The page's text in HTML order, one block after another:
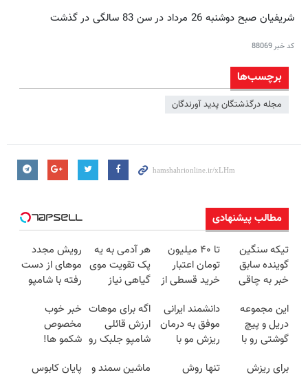
شریفیان صبح دوشنبه 26 مرداد در سن 83 سالگی در گذشت
کد خبر88069
برچسب‌ها
مجله درگذشتگان پدید آورندگان
مطالب پیشنهادی
تیکه سنگین
گوینده سابق
خبر به چاقی
برنامه زنده😳
ببین چیشد
تا ۴۰ میلیون
تومان اعتبار
خرید قسطی از
هر آدمی به یه
پک تقویت موی
گیاهی نیاز
رویش مجدد
موهای از دست
رفته با شامپو
تا امشب
این مجموعه
دریل و پیچ
گوشتی رو با
قیمت بخر!😉
دانشمند ایرانی
موفق به درمان
ریزش مو با
اسپیرولینا
اگه برای موهات
ارزش قائلی
شامپو جلبک رو
سفارش بده
خبر خوب
مخصوص
شکمو ها!
روش لاغری
برای ریزش
تنها روش
ماشین سمند و
پایان کابوس